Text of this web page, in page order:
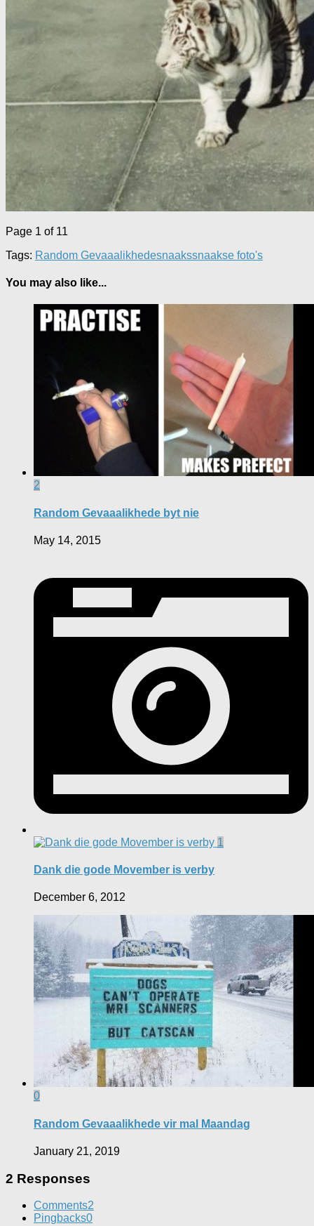
Page 1 of 11
Tags: Random Gevaaalikhedesnaakssnaakse foto's
You may also like...
2
Random Gevaaalikhede byt nie
May 14, 2015
1
Dank die gode Movember is verby
December 6, 2012
0
Random Gevaaalikhede vir mal Maandag
January 21, 2019
2 Responses
Comments2
Pingbacks0